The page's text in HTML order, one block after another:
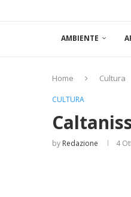
AMBIENTE
Home Cultura
CULTURA
by Redazione 4